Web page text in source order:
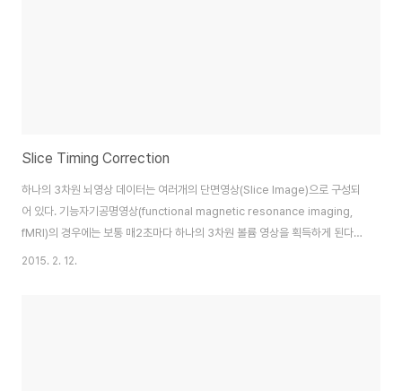
Slice Timing Correction
하나의 3차원 뇌영상 데이터는 여러개의 단면영상(Slice Image)으로 구성되
어 있다. 기능자기공명영상(functional magnetic resonance imaging,
fMRI)의 경우에는 보통 매2초마다 하나의 3차원 볼륨 영상을 획득하게 된다.
다시 말해서 2초동안 여러개의 단면영상을 획득하게 되는데, 그중에서 제일 처
2015. 2. 12.